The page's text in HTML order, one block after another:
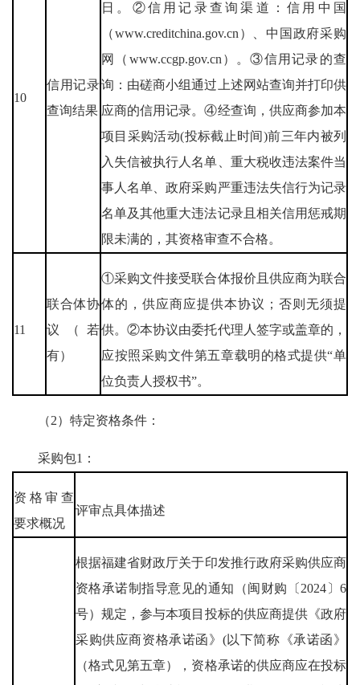
10
信用记录
查询结果
日。②信用记录查询渠道：信用中国
（www.creditchina.gov.cn）、中国政府采购
网（www.ccgp.gov.cn）。③信用记录的查
询：由磋商小组通过上述网站查询并打印供
应商的信用记录。④经查询，供应商参加本
项目采购活动(投标截止时间)前三年内被列
入失信被执行人名单、重大税收违法案件当
事人名单、政府采购严重违法失信行为记录
名单及其他重大违法记录且相关信用惩戒期
限未满的，其资格审查不合格。
11
联合体协
议（若
有）
①采购文件接受联合体报价且供应商为联合
体的，供应商应提供本协议；否则无须提
供。②本协议由委托代理人签字或盖章的，
应按照采购文件第五章载明的格式提供“单
位负责人授权书”。
（2）特定资格条件：
采购包1：
资格审查
要求概况
评审点具体描述
根据福建省财政厅关于印发推行政府采购供应商
资格承诺制指导意见的通知（闽财购〔2024〕6
号）规定，参与本项目投标的供应商提供《政府
采购供应商资格承诺函》(以下简称《承诺函》
（格式见第五章），资格承诺的供应商应在投标